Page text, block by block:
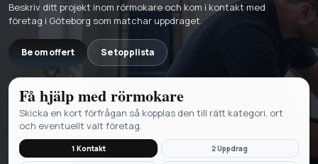
Beskriv ditt projekt inom rörmokare och kom i kontakt med
företag i Göteborg som matchar uppdraget.
Be om offert Se topplista
Få hjälp medrörmokare
Skicka en kort förfrågan så kopplas den till rätt kategori, ort
och eventuellt valt företag.
1 Kontakt 2 Uppdrag